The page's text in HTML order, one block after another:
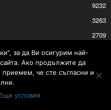
9232
3263
2709
за да Ви осигурим най-
Ако продължите да
приемем, че сте съгласни и
условия